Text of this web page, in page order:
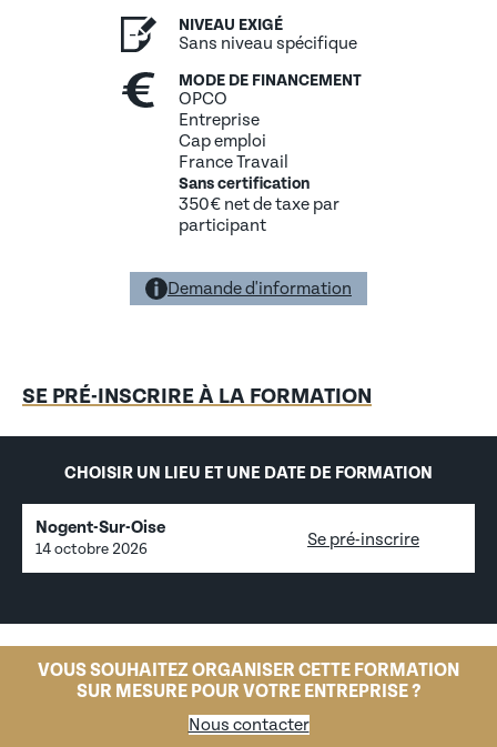
NIVEAU EXIGÉ
Sans niveau spécifique
MODE DE FINANCEMENT
OPCO
Entreprise
Cap emploi
France Travail
Sans certification
350€ net de taxe par
participant
Demande d'information
SE PRÉ-INSCRIRE À LA FORMATION
CHOISIR UN LIEU ET UNE DATE DE FORMATION
Nogent-Sur-Oise
14 octobre 2026 Se pré-inscrire
VOUS SOUHAITEZ ORGANISER CETTE FORMATION
SUR MESURE POUR VOTRE ENTREPRISE ?
Nous contacter